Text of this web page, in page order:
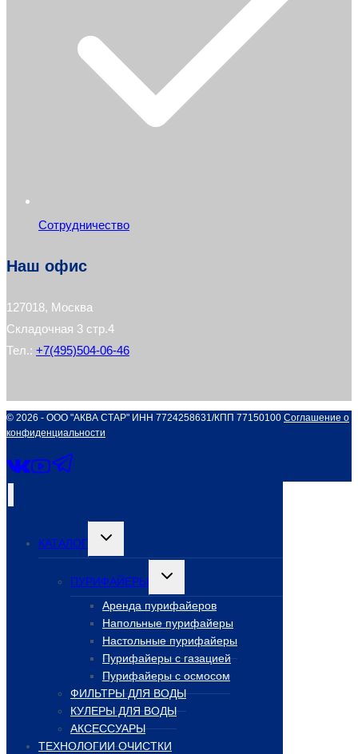
Сотрудничество
Наш офис
127018, Москва
Складочная 3 стр.4
Тел.: +7(495)504-06-46
© 2026 - ООО "АКВА СТАР" ИНН 7724258631/КПП 77150100 Соглашение о
конфиденциальности
КАТАЛОГ
Переключить
меню
ПУРИФАЙЕРЫ
Переключить
меню
Аренда пурифайеров
Напольные пурифайеры
Настольные пурифайеры
Пурифайеры с газацией
Пурифайеры с осмосом
ФИЛЬТРЫ ДЛЯ ВОДЫ
КУЛЕРЫ ДЛЯ ВОДЫ
АКСЕССУАРЫ
ТЕХНОЛОГИИ ОЧИСТКИ